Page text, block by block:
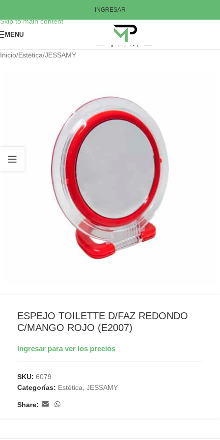
Skip to main content
INGRESAR
MENU
Inicio/Estética/JESSAMY
ESPEJO TOILETTE D/FAZ REDONDO
C/MANGO ROJO (E2007)
Ingresar para ver los precios
SKU: 6079
Categorías: Estética JESSAMY
Share: